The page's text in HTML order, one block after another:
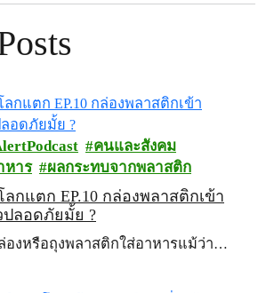
คนและสังคม
หาร
ผลกระทบจากพลาสติก
กแตก EP.10 กล่องพลาสติกเข้า
ปลอดภัยมั้ย ?
องหรือถุงพลาสติกใส่อาหารแม้ว่า…